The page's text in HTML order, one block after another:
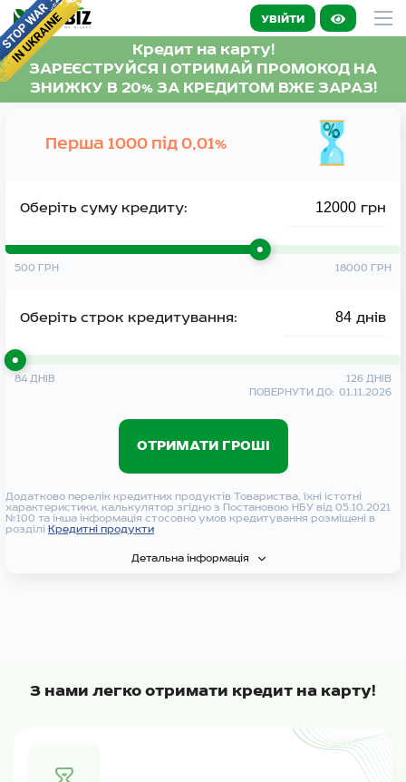
УВІЙТИ
Кредит на карту!
ЗАРЕЄСТРУЙСЯ І ОТРИМАЙ ПРОМОКОД НА
ЗНИЖКУ В 20% ЗА КРЕДИТОМ ВЖЕ ЗАРАЗ!
Перша 1000 під 0,01%
Оберіть суму кредиту: грн
500 ГРН 18000 ГРН
Оберіть строк кредитування: днів
84 ДНІВ 126 ДНІВ
ПОВЕРНУТИ ДО: 01.11.2026
ОТРИМАТИ ГРОШІ
Додатково перелік кредитних продуктів Товариства, їхні істотні
характеристики, калькулятор згідно з Постановою НБУ від 05.10.2021
№100 та інша інформація стосовно умов кредитування розміщені в
розділі Кредитні продукти
Детальна інформація
З нами легко отримати кредит на карту!